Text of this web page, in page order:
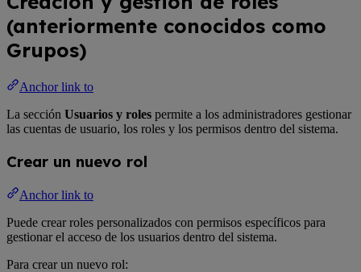
(anteriormente conocidos como
Grupos)
Anchor link to
La sección Usuarios y roles permite a los administradores gestionar
las cuentas de usuario, los roles y los permisos dentro del sistema.
Crear un nuevo rol
Anchor link to
Puede crear roles personalizados con permisos específicos para
gestionar el acceso de los usuarios dentro del sistema.
Para crear un nuevo rol: